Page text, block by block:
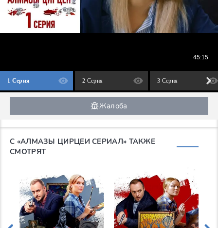
1 Серия 2 Серия 3 Серия
Жалоба
С «АЛМАЗЫ ЦИРЦЕИ СЕРИАЛ» ТАКЖЕ
СМОТРЯТ